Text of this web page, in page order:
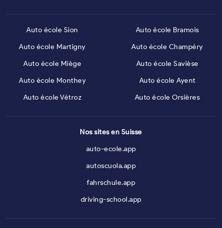
Auto école Sion
Auto école Martigny
Auto école Miège
Auto école Monthey
Auto école Vétroz
Auto école Bramois
Auto école Champéry
Auto école Savièse
Auto école Ayent
Auto école Orsières
Nos sites en Suisse
auto-ecole.app
autoscuola.app
fahrschule.app
driving-school.app